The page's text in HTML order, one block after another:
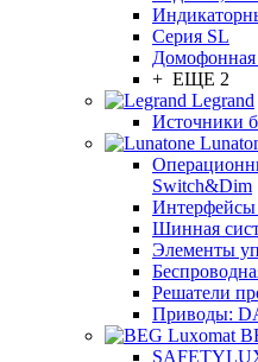
Серия SL
Домофонная
+ ЕЩЕ 2
Legrand
Источники
Switch&Dim
Шинная
Элементы
Решатели
Приводы: